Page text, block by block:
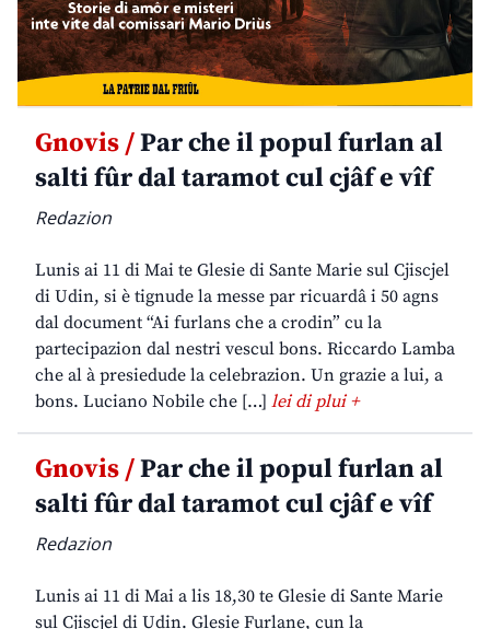
Gnovis /Par che il popul furlan al
salti fûr dal taramot cul cjâf e vîf
Redazion
Lunis ai 11 di Mai te Glesie di Sante Marie sul Cjiscjel
di Udin, si è tignude la messe par ricuardâ i 50 agns
dal document “Ai furlans che a crodin” cu la
partecipazion dal nestri vescul bons. Riccardo Lamba
che al à presiedude la celebrazion. Un grazie a lui, a
bons. Luciano Nobile che […] lei di plui +
Gnovis /Par che il popul furlan al
salti fûr dal taramot cul cjâf e vîf
Redazion
Lunis ai 11 di Mai a lis 18,30 te Glesie di Sante Marie
sul Cjiscjel di Udin. Glesie Furlane, cun la